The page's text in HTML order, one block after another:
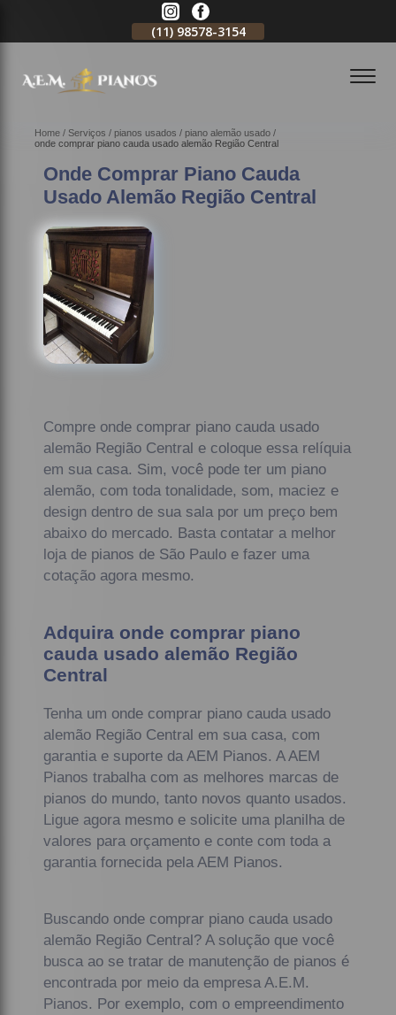
(11) 98578-3154
Home Serviços pianos usados
piano alemão usado
onde comprar piano cauda usado alemão Região Central
Onde Comprar Piano Cauda
Usado Alemão Região Central
Compre onde comprar piano cauda usado
alemão Região Central e coloque essa relíquia
em sua casa. Sim, você pode ter um piano
alemão, com toda tonalidade, som, maciez e
design dentro de sua sala por um preço bem
abaixo do mercado. Basta contatar a melhor
loja de pianos de São Paulo e fazer uma
cotação agora mesmo.
Adquira onde comprar piano
cauda usado alemão Região
Central
Tenha um onde comprar piano cauda usado
alemão Região Central em sua casa, com
garantia e suporte da AEM Pianos. A AEM
Pianos trabalha com as melhores marcas de
pianos do mundo, tanto novos quanto usados.
Ligue agora mesmo e solicite uma planilha de
valores para orçamento e conte com toda a
garantia fornecida pela AEM Pianos.
Buscando onde comprar piano cauda usado
alemão Região Central? A solução que você
busca ao se tratar de manutenção de pianos é
encontrada por meio da empresa A.E.M.
Pianos. Por exemplo, com o empreendimento